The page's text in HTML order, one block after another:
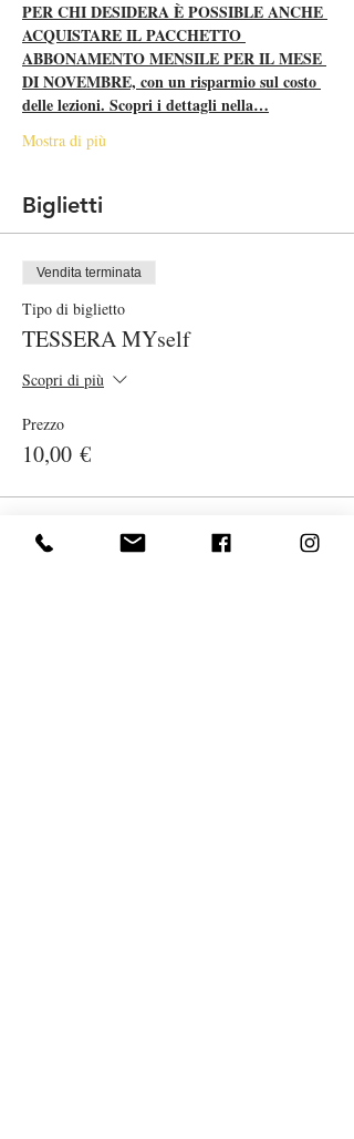
PER CHI DESIDERA È POSSIBLE ANCHE
ACQUISTARE IL PACCHETTO
ABBONAMENTO MENSILE PER IL MESE
DI NOVEMBRE, con un risparmio sul costo
delle lezioni. Scopri i dettagli nella…
Mostra di più
Biglietti
Vendita terminata
Tipo di biglietto
TESSERA MYself
Scopri di più
Prezzo
10,00 €
Vendita terminata